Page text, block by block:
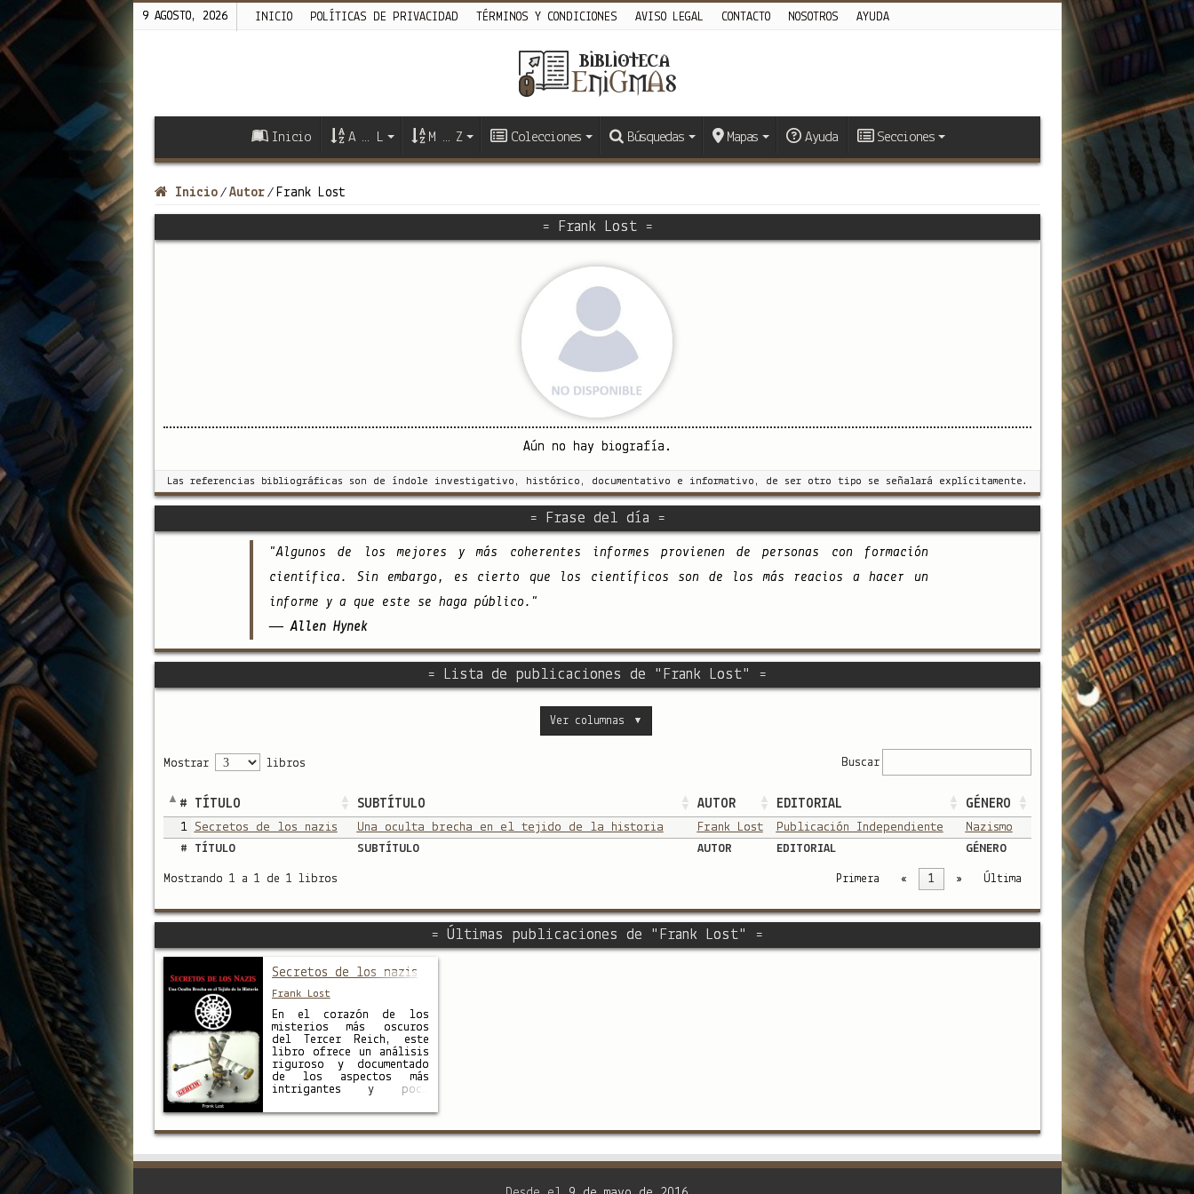
9 AGOSTO, 2026 INICIO POLÍTICAS DE PRIVACIDAD TÉRMINOS Y CONDICIONES AVISO LEGAL CONTACTO NOSOTROS AYUDA
Inicio A … L M … Z Colecciones Búsquedas Mapas Ayuda Secciones
Inicio / Autor / Frank Lost
= Frank Lost =
Aún no hay biografía.
Las referencias bibliográficas son de índole investigativo, histórico, documentativo e informativo, de ser otro tipo se señalará explícitamente.
= Frase del día =
"Algunos de los mejores y más coherentes informes provienen de personas con formación
científica. Sin embargo, es cierto que los científicos son de los más reacios a hacer un
informe y a que este se haga público."
— Allen Hynek
= Lista de publicaciones de "Frank Lost" =
Ver columnas ▼
Mostrar libros Buscar
# TÍTULO SUBTÍTULO AUTOR EDITORIAL GÉNERO
1 Secretos de los nazis Una oculta brecha en el tejido de la historia Frank Lost Publicación Independiente
Nazismo
#
TÍTULO SUBTÍTULO AUTOR EDITORIAL GÉNERO
Mostrando 1 a 1 de 1 libros Primera « 1 » Última
= Últimas publicaciones de "Frank Lost" =
Secretos de los nazis
Frank Lost
En el corazón de los
misterios más oscuros
del Tercer Reich, este
libro ofrece un análisis
riguroso y documentado
de los aspectos más
intrigantes y poco
nazi, distinguiendo los
mitos y especulaciones
que surgieron después de
la Segunda Guerra